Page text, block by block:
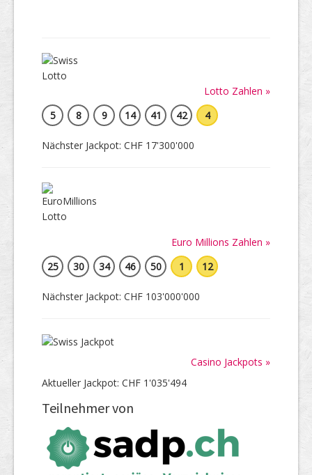
Lotto Zahlen »
5
8 9 14 41 42 4
Nächster Jackpot: CHF 17'300'000
Euro Millions Zahlen »
25
30 34 46 50 1 12
Nächster Jackpot: CHF 103'000'000
Casino Jackpots »
Aktueller Jackpot: CHF 1'035'494
Teilnehmer von